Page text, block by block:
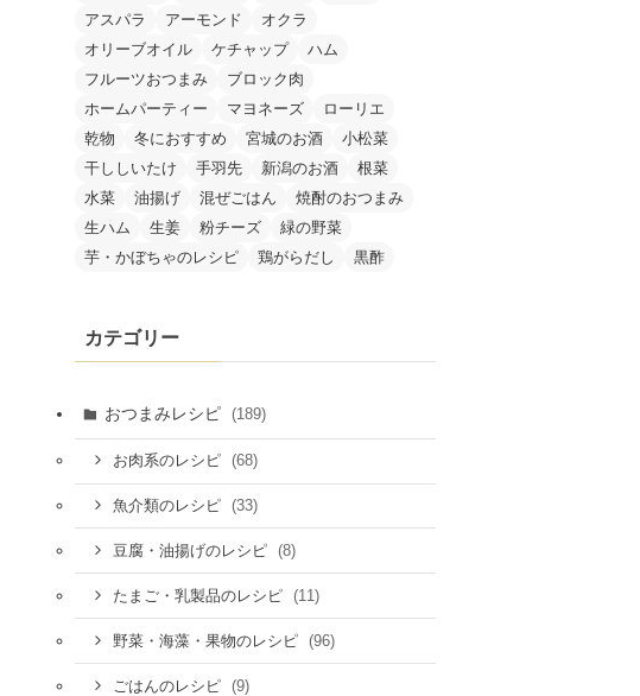
アスパラ
アーモンド
オクラ
オリーブオイル
ケチャップ
ハム
フルーツおつまみ
ブロック肉
ホームパーティー
マヨネーズ
ローリエ
乾物
冬におすすめ 宮城のお酒
小松菜
干ししいたけ
手羽先 新潟のお酒
根菜
水菜
油揚げ 混ぜごはん
焼酎のおつまみ
生ハム
生姜 粉チーズ
緑の野菜
芋・かぼちゃのレシピ
鶏がらだし 黒酢
カテゴリー
おつまみレシピ (189)
お肉系のレシピ (68)
魚介類のレシピ (33)
豆腐・油揚げのレシピ (8)
たまご・乳製品のレシピ (11)
野菜・海藻・果物のレシピ (96)
ごはんのレシピ (9)